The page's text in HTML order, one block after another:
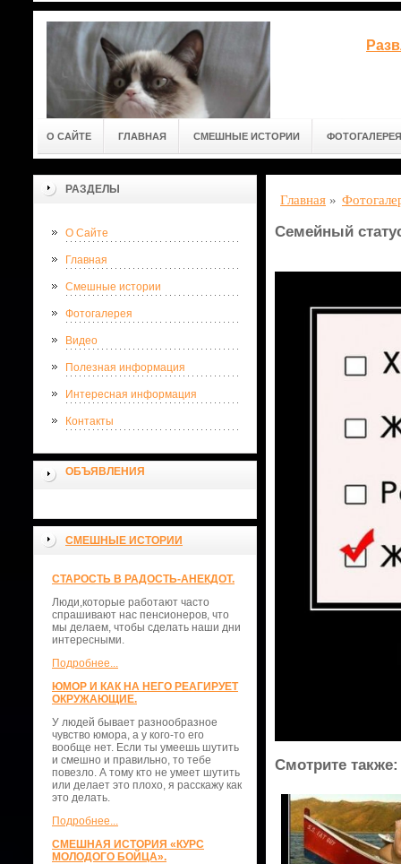
О САЙТЕ ГЛАВНАЯ СМЕШНЫЕ ИСТОРИИ ФОТОГАЛЕРЕЯ
РАЗДЕЛЫ
О Сайте
Главная
Смешные истории
Фотогалерея
Видео
Полезная информация
Интересная информация
Контакты
ОБЪЯВЛЕНИЯ
СМЕШНЫЕ ИСТОРИИ
СТАРОСТЬ В РАДОСТЬ-АНЕКДОТ.
Люди,которые работают часто
спрашивают нас пенсионеров, что
мы делаем, чтобы сделать наши дни
интересными.
Подробнее...
ЮМОР И КАК НА НЕГО РЕАГИРУЕТ
ОКРУЖАЮЩИЕ.
У людей бывает разнообразное
чувство юмора, а у кого-то его
вообще нет. Если ты умеешь шутить
и смешно и правильно, то тебе
повезло. А тому кто не умеет шутить
или делает это плохо, я расскажу как
это делать.
Подробнее...
СМЕШНАЯ ИСТОРИЯ «КУРС
МОЛОДОГО БОЙЦА».
Главная »
Семейный
Смотрите также: